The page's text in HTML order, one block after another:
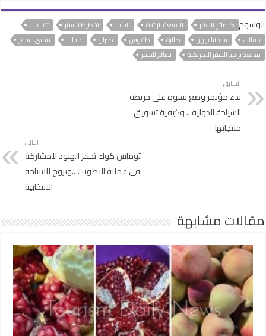
الوسوم 5 نصائح للسفر الامتعة الزائدة السفر تخطيط السفر
ثقافات
حقائب
سامنثا براون طائرة طقوس طيران عادات
محبى السفر
مذيعة برامج السفر الامريكية
نصائح للسفر
السابق
بدء مؤتمر وضع سيوة على خريطة
السياحة الدولية .. وكيفية تسويق
منتجاتها
التالي
توماس كوك تحفز الهنود للمشاركة
فى عملية التصويت ..وتروج للسياحة
الانتخابية
مقالات مشابهة